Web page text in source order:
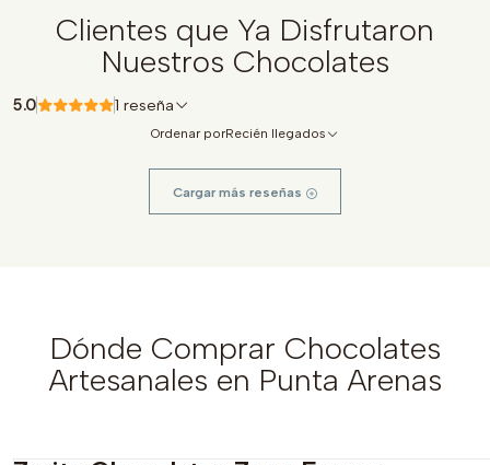
Clientes que Ya Disfrutaron
Nuestros Chocolates
5.0 1 reseña
Ordenar porRecién llegados
Cargar más reseñas
Dónde Comprar Chocolates
Artesanales en Punta Arenas